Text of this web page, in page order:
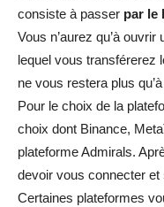
consiste à passer par le
Vous n’aurez qu’à
lequel vous transférerez
ne vous restera plus qu’à
Pour le choix de la
choix dont Binance,
plateforme Admirals.
devoir vous connecter et
Certaines plateformes